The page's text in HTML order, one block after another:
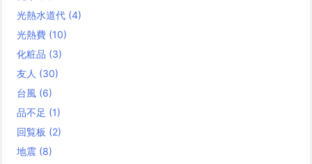
光熱水道代 (4)
光熱費 (10)
化粧品 (3)
友人 (30)
台風 (6)
品不足 (1)
回覧板 (2)
地震 (8)